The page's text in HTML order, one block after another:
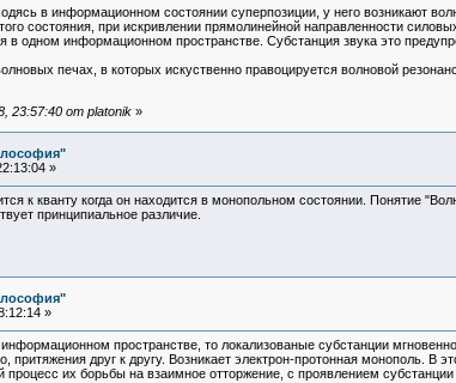
в информационном состоянии суперпозиции, у него возникают
состояния, при искривлении прямолинейной направленности
одном информационном пространстве. Субстанция звука это
печах, в которых искуственно правоцируется волновой
23:57:40 от platonik»
»
к кванту когда он находится в монопольном состоянии. Понятие
принципиальное различие.
»
пространстве, то локализованые субстанции
притяжения друг к другу. Возникает электрон-протонная монополь.
процесс их борьбы на взаимное отторжение, с проявлением